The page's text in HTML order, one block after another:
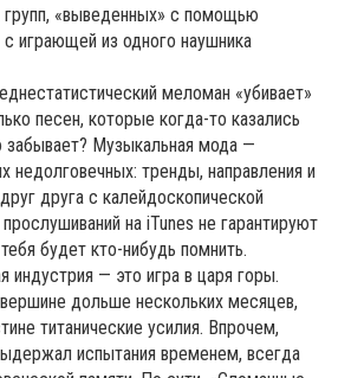
групп, «выведенных» с помощью
играющей из одного наушника
меломан «убивает»
песен, которые когда-то казались
забывает? Музыкальная мода —
недолговечных: тренды, направления и
друга с калейдоскопической
на iTunes не гарантируют
будет кто-нибудь помнить.
индустрия — это игра в царя горы.
дольше нескольких месяцев,
титанические усилия. Впрочем,
испытания временем, всегда